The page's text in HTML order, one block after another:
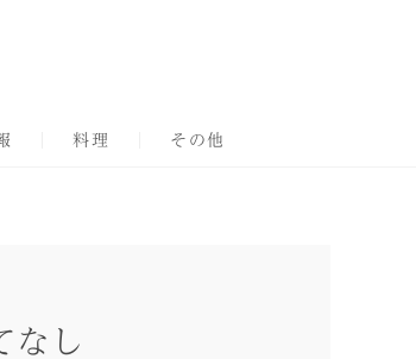
料理 その他
なし